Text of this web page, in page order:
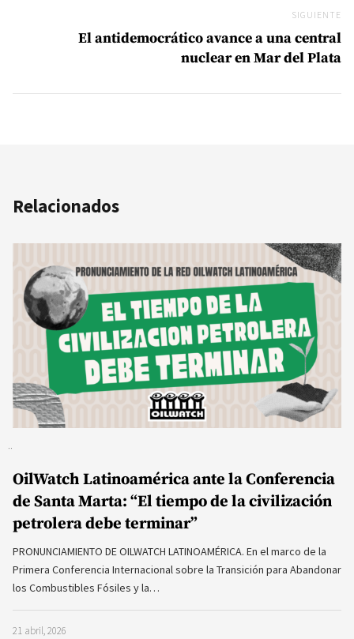
SIGUIENTE
El antidemocrático avance a una central
nuclear en Mar del Plata
Relacionados
OilWatch Latinoamérica ante la Conferencia
de Santa Marta: “El tiempo de la civilización
petrolera debe terminar”
PRONUNCIAMIENTO DE OILWATCH LATINOAMÉRICA. En el marco de la
Primera Conferencia Internacional sobre la Transición para Abandonar
los Combustibles Fósiles y la…
21 abril, 2026